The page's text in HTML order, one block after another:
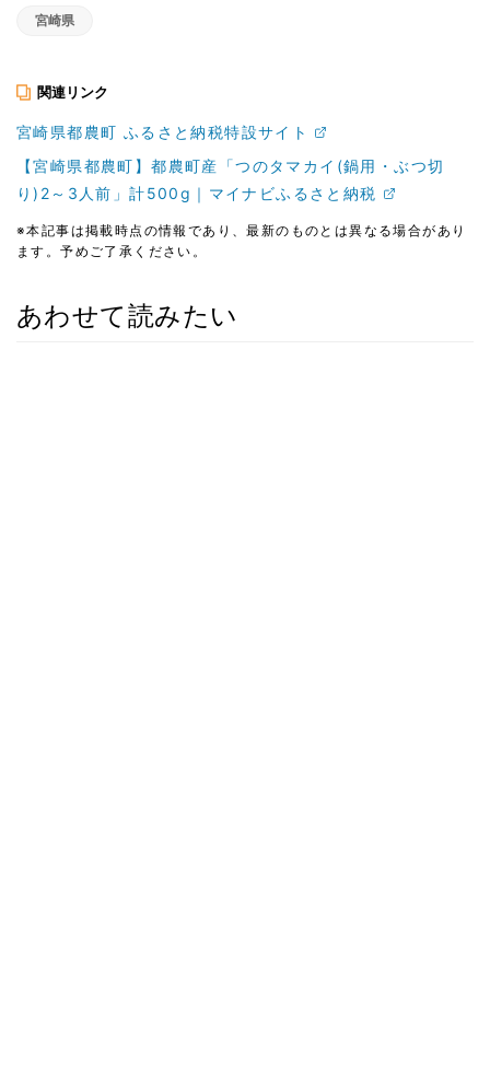
宮崎県
関連リンク
宮崎県都農町 ふるさと納税特設サイト
【宮崎県都農町】都農町産「つのタマカイ(鍋用・ぶつ切
り)2～3人前」計500g｜マイナビふるさと納税
※本記事は掲載時点の情報であり、最新のものとは異なる場合があり
ます。予めご了承ください。
あわせて読みたい